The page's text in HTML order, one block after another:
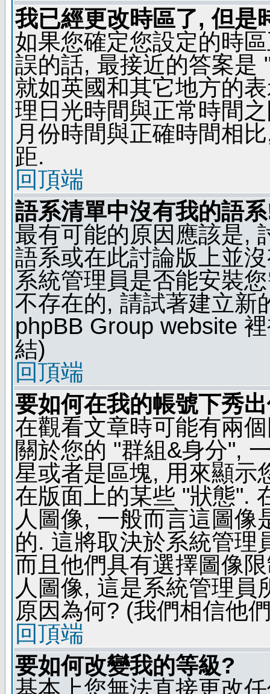
我已經更改時區了, 但是
如果您確定您設定的時
誤的話, 最接近的答案是
就如英國和其它地方的
理日光時間與正常時間
月份時間與正確時間相
距.
回頂端
語系清單中沒有我的語
最有可能的原因應該是,
語系或在此討論版上並
系統管理員是否能安裝
不存在的, 請試著建立新
phpBB Group website
結)
回頂端
要如何在我的帳號下秀
在觀看文章時可能有兩
關於您的 "群組&身分",
星或者是區塊, 用來顯示
在版面上的某些 "狀態".
人圖像, 一般而言這圖像
的. 這將取決於系統管理
而且他們具有選擇圖像
人圖像, 這是系統管理
原因為何? (我們相信他
回頂端
要如何改變我的等級?
基本上您無法直接更改